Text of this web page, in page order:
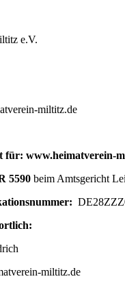
e.V.
miltitz.de
für: www.heimatverein-
5590 beim Amtsgericht
miltitz.de